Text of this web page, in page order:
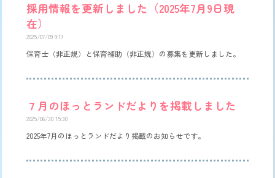
採用情報を更新しました（2025年7月9日現
在）
2025/07/09 9:17
保育士（非正規）と保育補助（非正規）の募集を更新しました。
７月のほっとランドだよりを掲載しました
2025/06/30 15:30
2025年7月のほっとランドだより掲載のお知らせです。